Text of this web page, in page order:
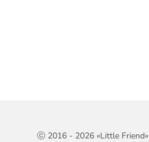
ⓒ 2016 - 2026 «Little Friend»